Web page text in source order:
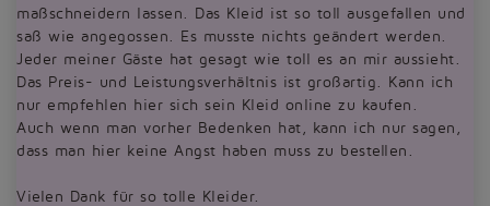
maßschneidern lassen. Das Kleid ist so toll ausgefallen und
saß wie angegossen. Es musste nichts geändert werden.
Jeder meiner Gäste hat gesagt wie toll es an mir aussieht.
Das Preis- und Leistungsverhältnis ist großartig. Kann ich
nur empfehlen hier sich sein Kleid online zu kaufen.
Auch wenn man vorher Bedenken hat, kann ich nur sagen,
dass man hier keine Angst haben muss zu bestellen.
Vielen Dank für so tolle Kleider.